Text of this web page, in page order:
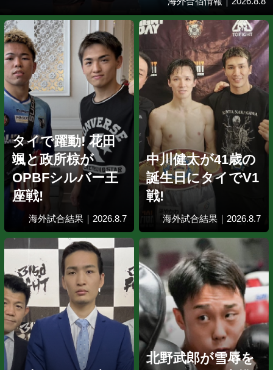
前日計量｜2026.8.8 インタビュー
亀田和毅がナバレッテと激烈スパ
海外合宿情報